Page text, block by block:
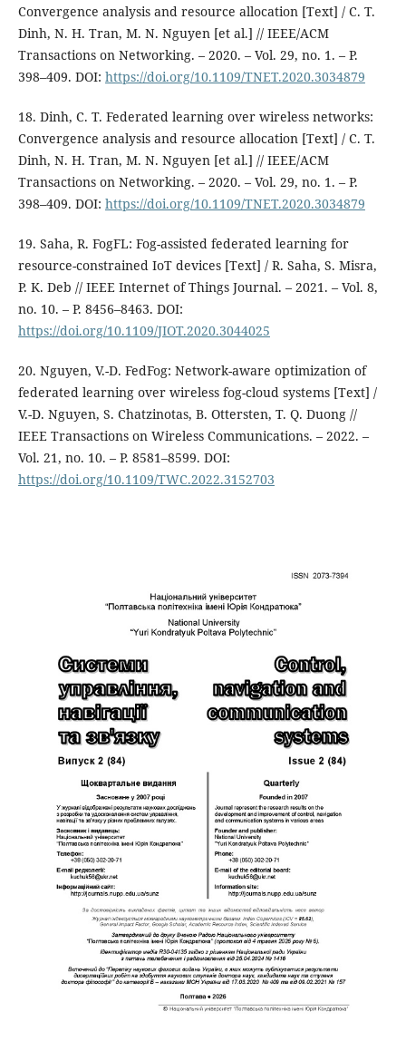
Convergence analysis and resource allocation [Text] / C. T.
Dinh, N. H. Tran, M. N. Nguyen [et al.] // IEEE/ACM
Transactions on Networking. – 2020. – Vol. 29, no. 1. – P.
398–409. DOI: https://doi.org/10.1109/TNET.2020.3034879
18. Dinh, C. T. Federated learning over wireless networks:
Convergence analysis and resource allocation [Text] / C. T.
Dinh, N. H. Tran, M. N. Nguyen [et al.] // IEEE/ACM
Transactions on Networking. – 2020. – Vol. 29, no. 1. – P.
398–409. DOI: https://doi.org/10.1109/TNET.2020.3034879
19. Saha, R. FogFL: Fog-assisted federated learning for
resource-constrained IoT devices [Text] / R. Saha, S. Misra,
P. K. Deb // IEEE Internet of Things Journal. – 2021. – Vol. 8,
no. 10. – P. 8456–8463. DOI:
https://doi.org/10.1109/JIOT.2020.3044025
20. Nguyen, V.-D. FedFog: Network-aware optimization of
federated learning over wireless fog-cloud systems [Text] /
V.-D. Nguyen, S. Chatzinotas, B. Ottersten, T. Q. Duong //
IEEE Transactions on Wireless Communications. – 2022. –
Vol. 21, no. 10. – P. 8581–8599. DOI:
https://doi.org/10.1109/TWC.2022.3152703